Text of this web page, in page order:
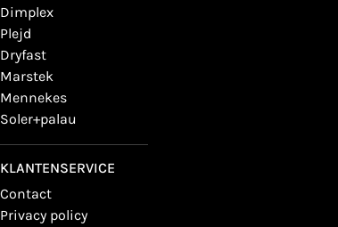
dimplex
plejd
dryfast
marstek
mennekes
soler+palau
KLANTENSERVICE
contact
privacy policy